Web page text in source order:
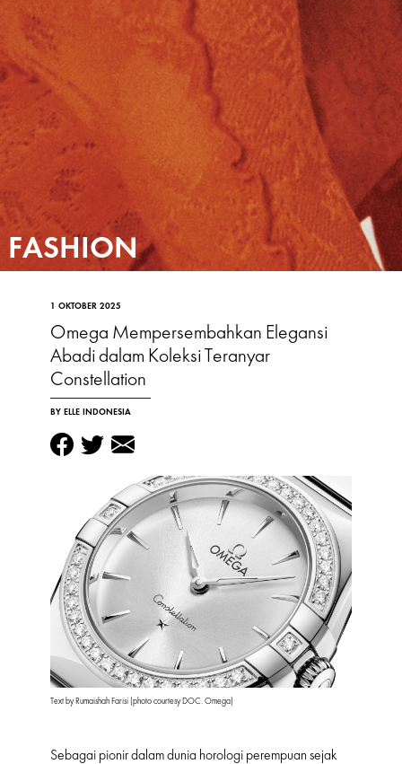
FASHION
1 OKTOBER 2025
Omega Mempersembahkan Elegansi
Abadi dalam Koleksi Teranyar
Constellation
BY ELLE INDONESIA
Text by Rumaishah Farisi (photo courtesy DOC. Omega)
Sebagai pionir dalam dunia horologi perempuan sejak